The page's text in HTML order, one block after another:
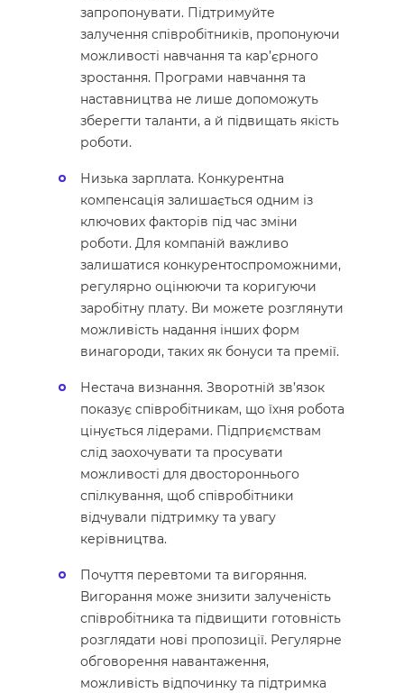
запропонувати. Підтримуйте
залучення співробітників, пропонуючи
можливості навчання та кар’єрного
зростання. Програми навчання та
наставництва не лише допоможуть
зберегти таланти, а й підвищать якість
роботи.
Низька зарплата. Конкурентна
компенсація залишається одним із
ключових факторів під час зміни
роботи. Для компаній важливо
залишатися конкурентоспроможними,
регулярно оцінюючи та коригуючи
заробітну плату. Ви можете розглянути
можливість надання інших форм
винагороди, таких як бонуси та премії.
Нестача визнання. Зворотній зв’язок
показує співробітникам, що їхня робота
цінується лідерами. Підприємствам
слід заохочувати та просувати
можливості для двостороннього
спілкування, щоб співробітники
відчували підтримку та увагу
керівництва.
Почуття перевтоми та вигоряння.
Вигорання може знизити залученість
співробітника та підвищити готовність
розглядати нові пропозиції. Регулярне
обговорення навантаження,
можливість відпочинку та підтримка